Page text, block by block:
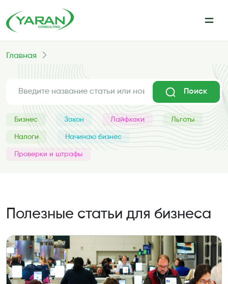
Главная
Поиск
Бизнес Закон Лайфхаки Льготы
Налоги Начинаю бизнес
Проверки и штрафы
Полезные статьи для бизнеса